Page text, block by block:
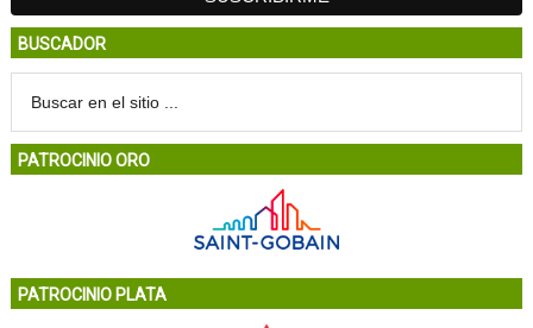
BUSCADOR
PATROCINIO ORO
PATROCINIO PLATA